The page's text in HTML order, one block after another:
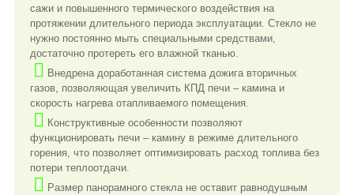
сажи и повышенного термического воздействия на
протяжении длительного периода эксплуатации. Стекло не
нужно постоянно мыть специальными средствами,
достаточно протереть его влажной тканью.
Внедрена доработанная система дожига вторичных
газов, позволяющая увеличить КПД печи – камина и
скорость нагрева отапливаемого помещения.
Конструктивные особенности позволяют
функционировать печи – камину в режиме длительного
горения, что позволяет оптимизировать расход топлива без
потери теплоотдачи.
Размер панорамного стекла не оставит равнодушным